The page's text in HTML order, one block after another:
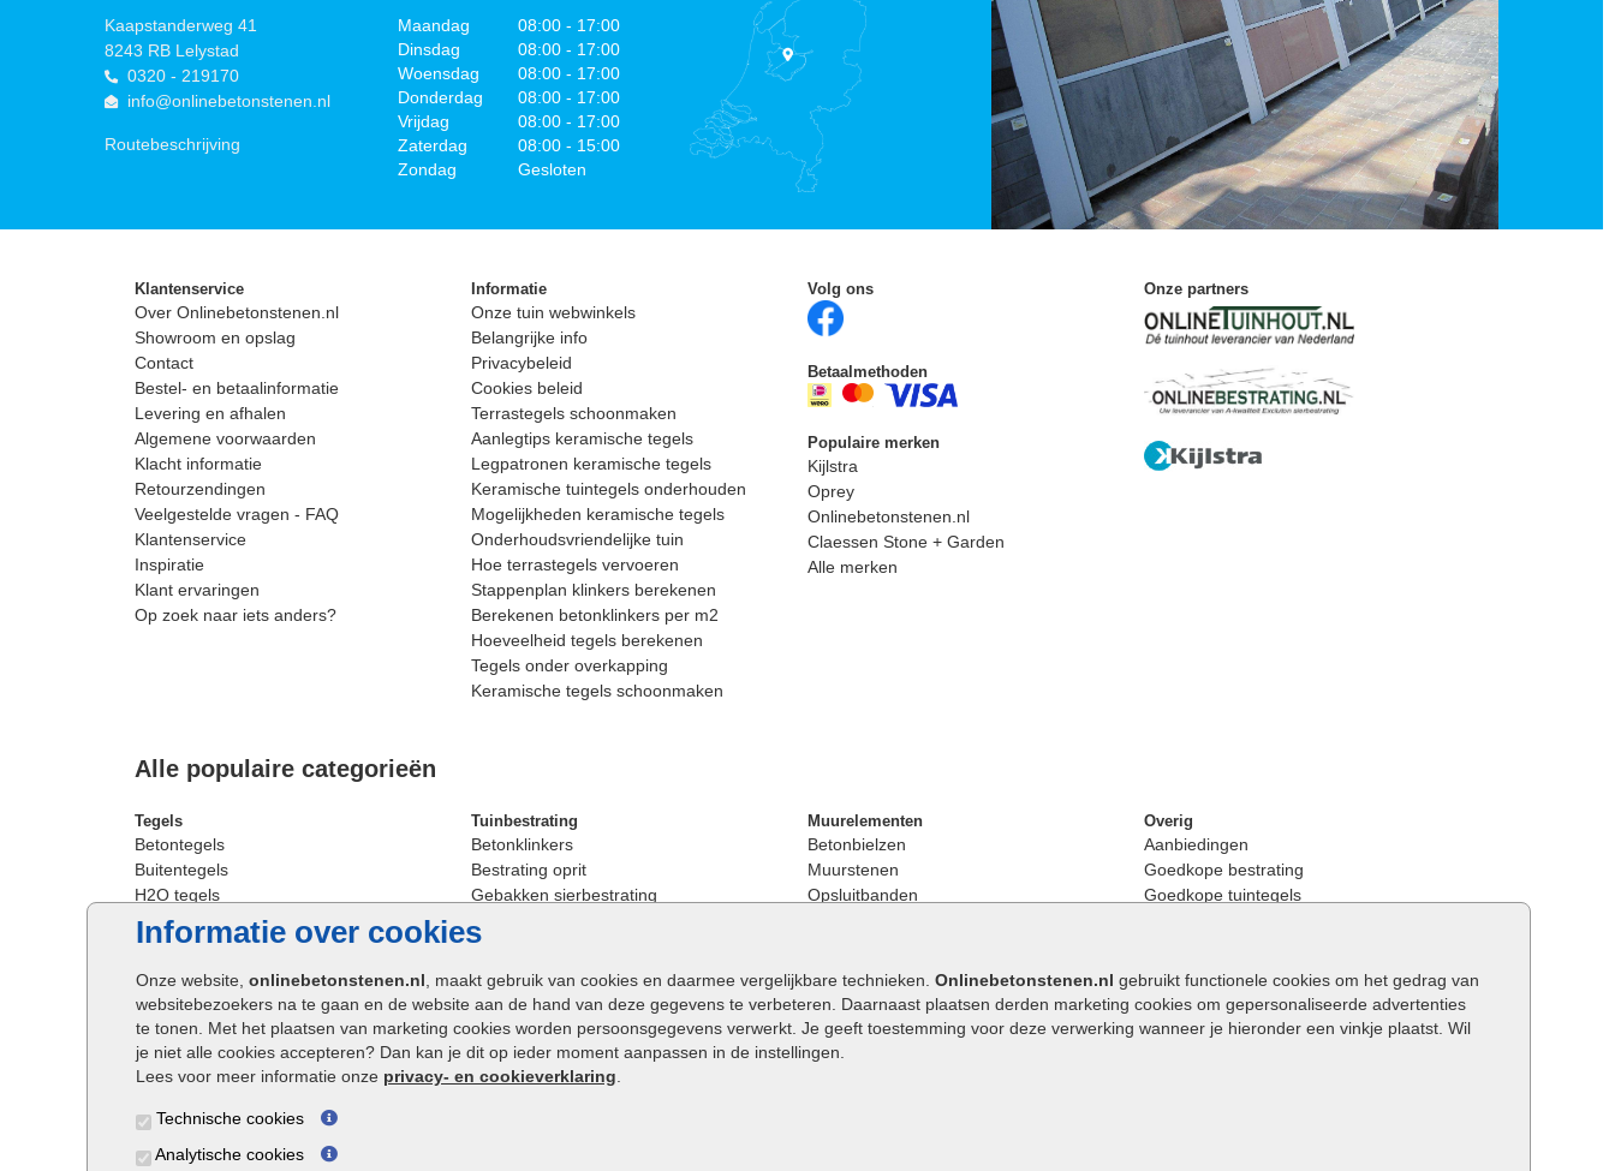
Informatie over cookies
Onze website, onlinebetonstenen.nl , maakt gebruik van cookies en daarmee vergelijkbare technieken. Onlinebetonstenen.nl gebruikt functionele cookies om het gedrag van
websitebezoekers na te gaan en de website aan de hand van deze gegevens te verbeteren. Daarnaast plaatsen derden marketing cookies om gepersonaliseerde advertenties
te tonen. Met het plaatsen van marketing cookies worden persoonsgegevens verwerkt. Je geeft toestemming voor deze verwerking wanneer je hieronder een vinkje plaatst. Wil
je niet alle cookies accepteren? Dan kan je dit op ieder moment aanpassen in de instellingen.
Lees voor meer informatie onze privacy- en cookieverklaring
Technische cookies
Analytische cookies
Kaapstanderweg 41
8243 RB Lelystad
0320 - 219170
info@onlinebetonstenen.nl
Routebeschrijving
Maandag
08:00 - 17:00
Dinsdag
08:00 - 17:00
Woensdag
08:00 - 17:00
Donderdag
08:00 - 17:00
Vrijdag
08:00 - 17:00
Zaterdag
08:00 - 15:00
Zondag
Gesloten
Klantenservice
Over Onlinebetonstenen.nl
Showroom en opslag
Contact
Bestel- en betaalinformatie
Levering en afhalen
Algemene voorwaarden
Klacht informatie
Retourzendingen
Veelgestelde vragen - FAQ
Klantenservice
Inspiratie
Klant ervaringen
Op zoek naar iets anders?
Informatie
Onze tuin webwinkels
Belangrijke info
Privacybeleid
Cookies beleid
Terrastegels schoonmaken
Aanlegtips keramische tegels
Legpatronen keramische tegels
Keramische tuintegels onderhouden
Mogelijkheden keramische tegels
Onderhoudsvriendelijke tuin
Hoe terrastegels vervoeren
Stappenplan klinkers berekenen
Berekenen betonklinkers per m2
Hoeveelheid tegels berekenen
Tegels onder overkapping
Keramische tegels schoonmaken
Volg ons
Betaalmethoden
Populaire merken
Kijlstra
Oprey
Onlinebetonstenen.nl
Claessen Stone + Garden
Alle merken
Onze partners
Alle populaire categorieën
Tegels
Betontegels
Buitentegels
H2O tegels
Keramische terrastegels
Oprit tegels
Patio tegels
Siertegels
Stoeptegels
Straattegels
Terrastegels
Buitentegels
Grote terrastegels
Tuinbestrating
Betonklinkers
Bestrating oprit
Gebakken sierbestrating
Strakke bestrating
Straatstenen
Straatklinkers
Trommelstenen
Tuinstenen
Waalformaat
Muurelementen
Betonbielzen
Muurstenen
Opsluitbanden
Betonblokken
Stapelstenen
Overig
Aanbiedingen
Goedkope bestrating
Goedkope tuintegels
Opsluitbanden plaatsen
Keerwanden
Traptreden tuin